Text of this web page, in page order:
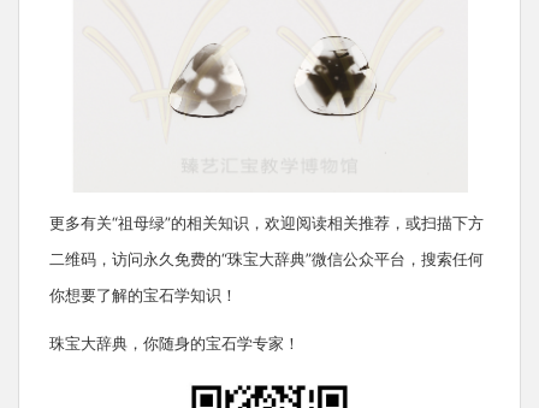
更多有关“祖母绿”的相关知识，欢迎阅读相关推荐，或扫描下方
二维码，访问永久免费的“珠宝大辞典”微信公众平台，搜索任何
你想要了解的宝石学知识！
珠宝大辞典，你随身的宝石学专家！